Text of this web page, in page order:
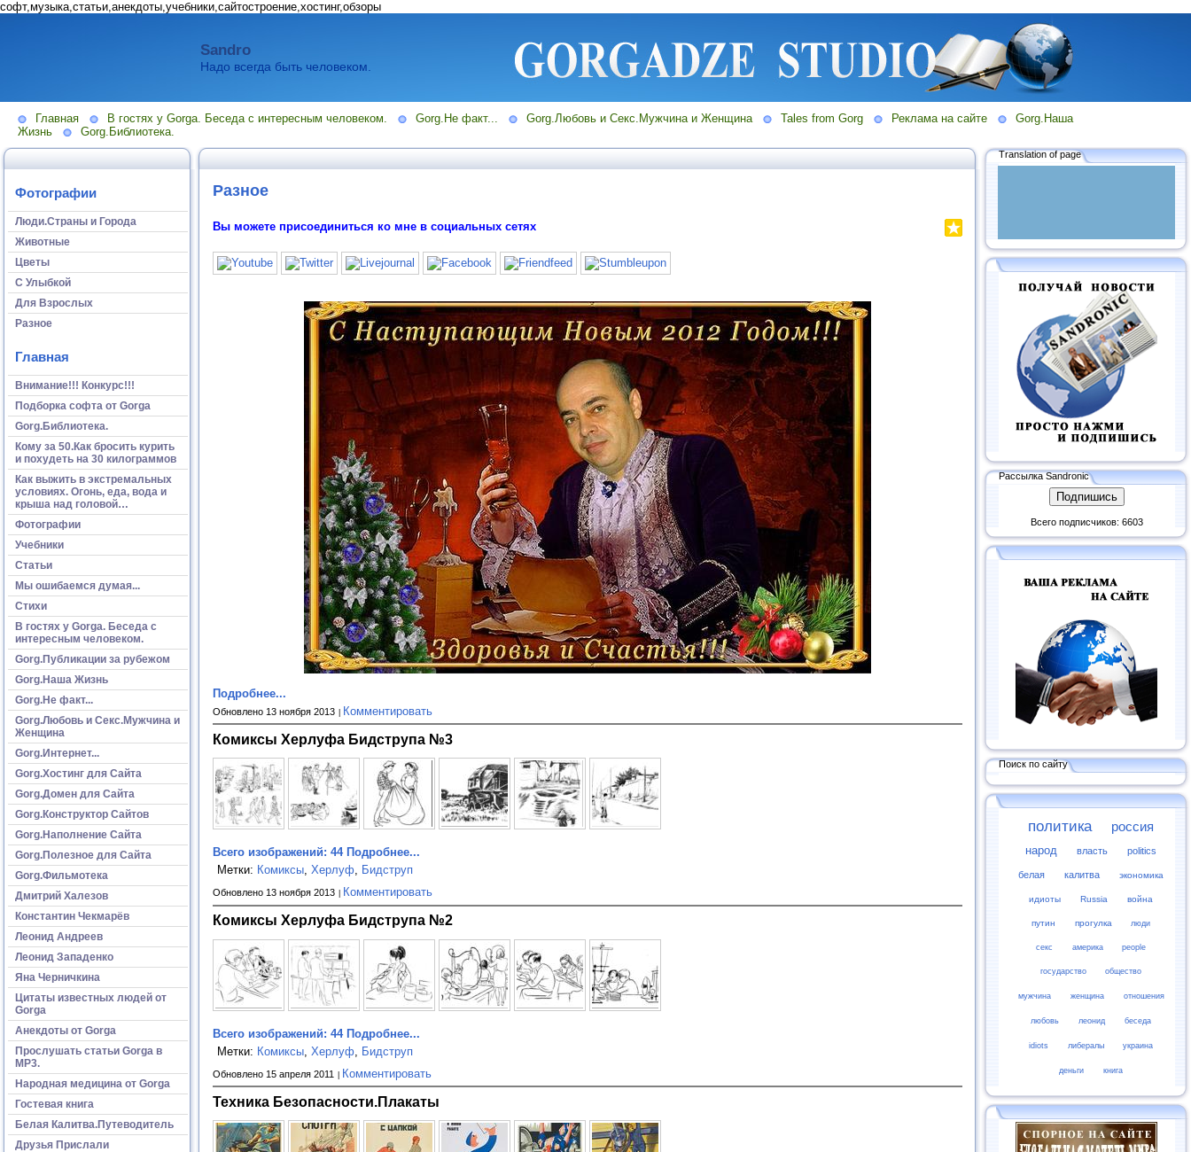
софт,музыка,статьи,анекдоты,учебники,сайтостроение,хостинг,обзоры
Sandro
Надо всегда быть человеком.
Главная В гостях у Gorga. Беседа с интересным человеком. Gorg.Не факт... Gorg.Любовь и Секс.Мужчина и Женщина Tales from Gorg Реклама на сайте
Gorg.Наша
Жизнь
Gorg.Библиотека.
Фотографии
Люди.Страны и Города
Животные
Цветы
С Улыбкой
Для Взрослых
Разное
Главная
Внимание!!! Конкурс!!!
Подборка софта от Gorga
Gorg.Библиотека.
Кому за 50.Как бросить курить
и похудеть на 30 килограммов
Как выжить в экстремальных
условиях. Огонь, еда, вода и
крыша над головой…
Фотографии
Учебники
Статьи
Мы ошибаемся думая...
Стихи
В гостях у Gorga. Беседа с
интересным человеком.
Gorg.Публикации за рубежом
Gorg.Наша Жизнь
Gorg.Не факт...
Gorg.Любовь и Секс.Мужчина и
Женщина
Gorg.Интернет...
Gorg.Хостинг для Сайта
Gorg.Домен для Сайта
Gorg.Конструктор Сайтов
Gorg.Наполнение Сайта
Gorg.Полезное для Сайта
Gorg.Фильмотека
Дмитрий Халезов
Константин Чекмарёв
Леонид Андреев
Леонид Западенко
Яна Черничкина
Цитаты известных людей от
Gorga
Анекдоты от Gorga
Прослушать статьи Gorga в
МР3.
Народная медицина от Gorga
Гостевая книга
Белая Калитва.Путеводитель
Друзья Прислали
Разное
Вы можете присоединиться ко мне в социальных сетях
Подробнее...
Обновлено 13 ноября 2013 Комментировать
Комиксы Херлуфа Бидструпа №3
Всего изображений: 44 Подробнее...
Метки: Комиксы, Херлуф, Бидструп
Обновлено 13 ноября 2013 Комментировать
Комиксы Херлуфа Бидструпа №2
Всего изображений: 44 Подробнее...
Метки: Комиксы Херлуф Бидструп
Обновлено 15 апреля 2011 Комментировать
Техника Безопасности.Плакаты
Translation of page
Рассылка Sandronic
Всего подписчиков: 6603
Поиск по сайту
политика россия
народ власть politics
белая калитва экономика
идиоты Russia война
путин прогулка люди
секс америка people
государство общество
мужчина женщина отношения
любовь леонид беседа
idiots либералы украина
деньги книга